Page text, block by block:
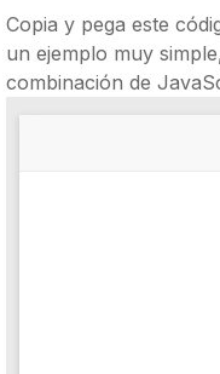
Copia y pega este
un ejemplo muy
combinación de